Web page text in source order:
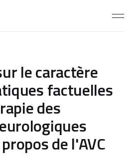
le caractère
factuelles
des
de l'AVC